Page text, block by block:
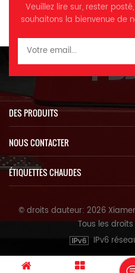
Veuillez lire sur, rester
souhaitons la bienvenue de
DES PRODUITS
NOUS CONTACTER
ÉTIQUETTES CHAUDES
© droits dauteur: 2026
Tous les
IPv6